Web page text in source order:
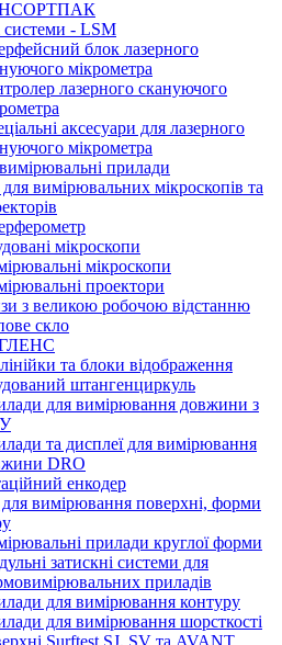
системи - LSM
блок лазерного
мікрометра
лазерного скануючого
аксесуари для лазерного
мікрометра
прилади
вимірювальних мікроскопів та
мікроскопи
мікроскопи
проектори
з великою робочою відстанню
скло
та блоки відображення
штангенциркуль
для вимірювання довжини з
та дисплеї для вимірювання
DRO
енкодер
вимірювання поверхні, форми
прилади круглої форми
затискні системи для
приладів
для вимірювання контуру
для вимірювання шорсткості
Surftest SJ, SV та AVANT